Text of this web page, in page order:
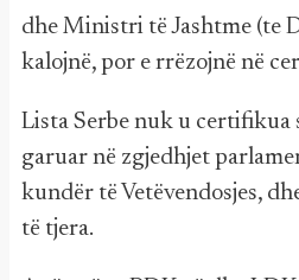
dhe Ministri të Jashtme (te
kalojnë, por e rrëzojnë në
Lista Serbe nuk u certifikua
garuar në zgjedhjet
kundër të Vetëvendosjes,
të tjera.